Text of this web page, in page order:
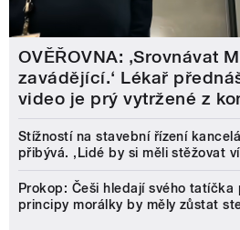
OVĚŘOVNA: ‚Srovnávat
zavádějící.‘ Lékař
video je prý vytržené z
Stížností na stavební řízení
přibývá. ‚Lidé by si měli stěžovat
Prokop: Češi hledají svého
principy morálky by měly zůstat